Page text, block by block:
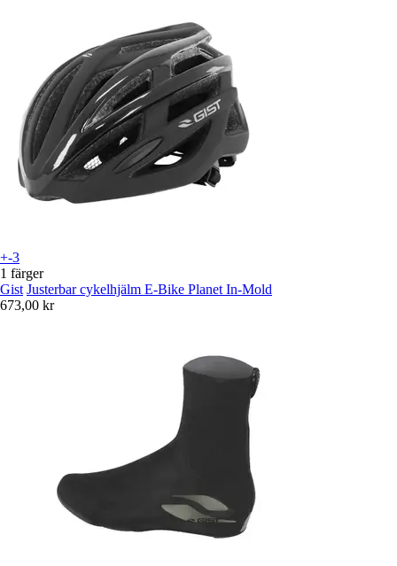
+-3
1 färger
Gist Justerbar cykelhjälm E-Bike Planet In-Mold
673,00 kr